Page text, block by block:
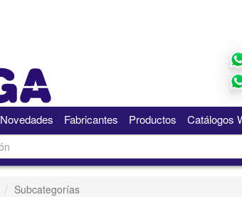
Novedades Fabricantes Productos Catálogos
Subcategorías